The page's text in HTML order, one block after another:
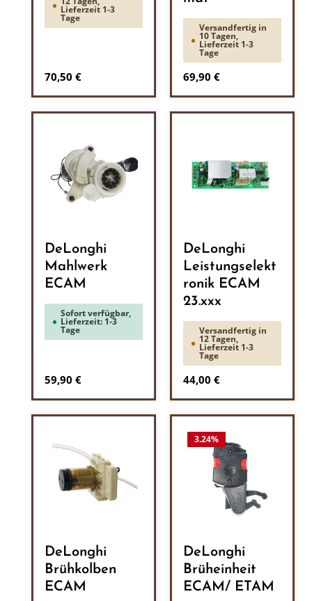
Lieferzeit 1-3
Tage
Regulärer Preis:
70,50 €
Versandfertig in
10 Tagen,
Lieferzeit 1-3
Tage
Regulärer Preis:
69,90 €
DeLonghi
Mahlwerk
ECAM
Sofort verfügbar,
Lieferzeit: 1-3
Tage
Regulärer Preis:
59,90 €
DeLonghi
Leistungselekt
ronik ECAM
23.xxx
Versandfertig in
12 Tagen,
Lieferzeit 1-3
Tage
Regulärer Preis:
44,00 €
DeLonghi
Brühkolben
ECAM
3.24%
DeLonghi
Brüheinheit
ECAM/ ETAM